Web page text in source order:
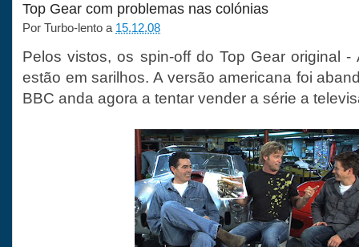
Top Gear com problemas nas colónias
Por Turbo-lento a 15.12.08
Pelos vistos, os spin-off do Top Gear original -
estão em sarilhos. A versão americana foi
BBC anda agora a tentar vender a série a